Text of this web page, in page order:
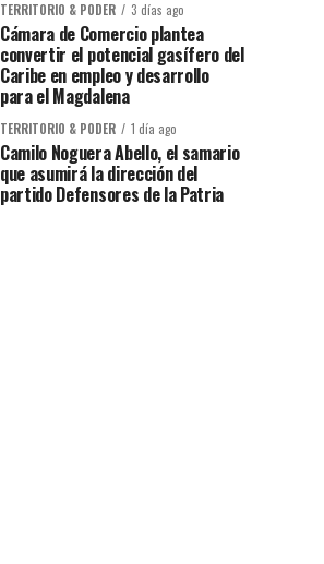
TERRITORIO & PODER 3 días ago
Cámara de Comercio plantea
convertir el potencial gasífero del
Caribe en empleo y desarrollo
para el Magdalena
TERRITORIO & PODER 1 día ago
Camilo Noguera Abello, el samario
que asumirá la dirección del
partido Defensores de la Patria